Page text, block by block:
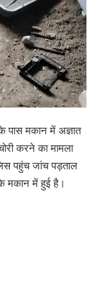
पास मकान में अज्ञात
करने का मामला
पहुंच जांच पड़ताल
के मकान में हुई है।